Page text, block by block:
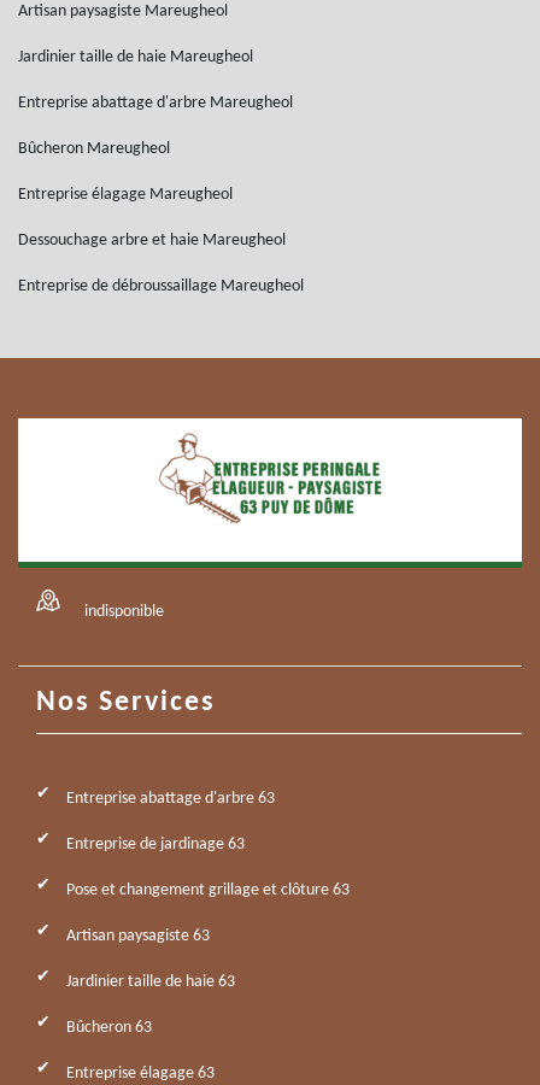
Artisan paysagiste Mareugheol
Jardinier taille de haie Mareugheol
Entreprise abattage d'arbre Mareugheol
Bûcheron Mareugheol
Entreprise élagage Mareugheol
Dessouchage arbre et haie Mareugheol
Entreprise de débroussaillage Mareugheol
indisponible
Nos Services
Entreprise abattage d'arbre 63
Entreprise de jardinage 63
Pose et changement grillage et clôture 63
Artisan paysagiste 63
Jardinier taille de haie 63
Bûcheron 63
Entreprise élagage 63